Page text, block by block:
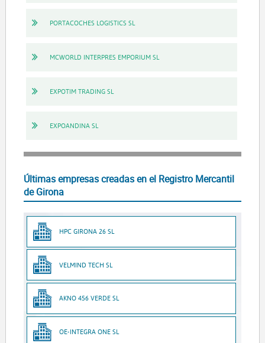
PORTACOCHES LOGISTICS SL
MCWORLD INTERPRES EMPORIUM SL
EXPOTIM TRADING SL
EXPOANDINA SL
Últimas empresas creadas en el Registro Mercantil
de Girona
HPC GIRONA 26 SL
VELMIND TECH SL
AKNO 456 VERDE SL
OE-INTEGRA ONE SL